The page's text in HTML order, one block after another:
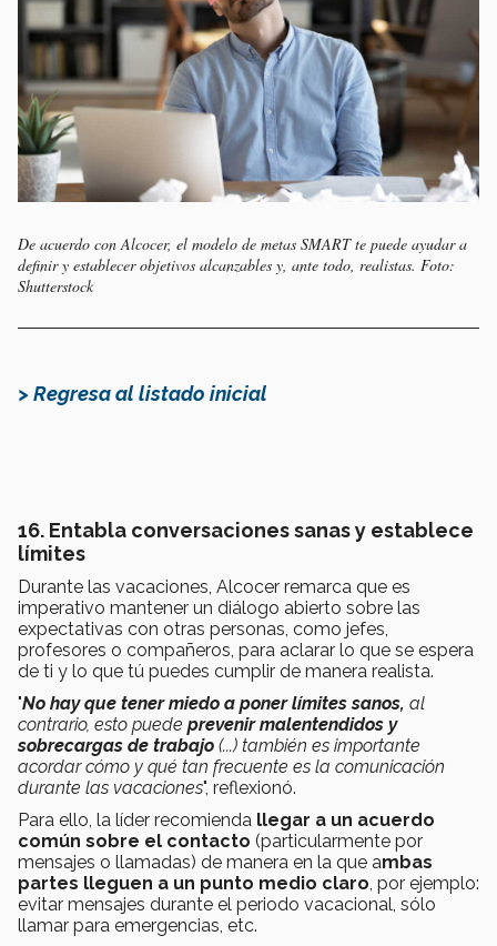
De acuerdo con Alcocer, el modelo de metas SMART te puede ayudar a
definir y establecer objetivos alcanzables y, ante todo, realistas. Foto:
Shutterstock
> Regresa al listado inicial
16. Entabla conversaciones sanas y establece
límites
Durante las vacaciones, Alcocer remarca que es
imperativo mantener un diálogo abierto sobre las
expectativas con otras personas, como jefes,
profesores o compañeros, para aclarar lo que se espera
de ti y lo que tú puedes cumplir de manera realista.
"No hay que tener miedo a poner límites sanos, al
contrario, esto puede prevenir malentendidos y
sobrecargas de trabajo (...) también es importante
acordar cómo y qué tan frecuente es la comunicación
durante las vacaciones", reflexionó.
Para ello, la líder recomienda llegar a un acuerdo
común sobre el contacto (particularmente por
mensajes o llamadas) de manera en la que ambas
partes lleguen a un punto medio claro , por ejemplo:
evitar mensajes durante el periodo vacacional, sólo
llamar para emergencias, etc.